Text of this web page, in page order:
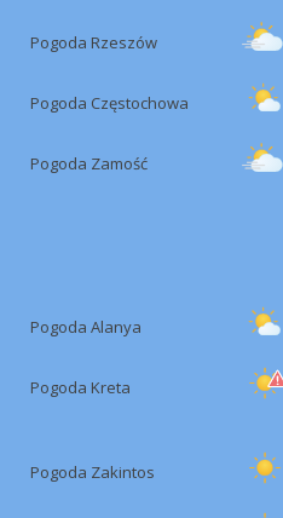
Pogoda Rzeszów
Pogoda Częstochowa
Pogoda Zamość
Pogoda Alanya
Pogoda Kreta
Pogoda Zakintos